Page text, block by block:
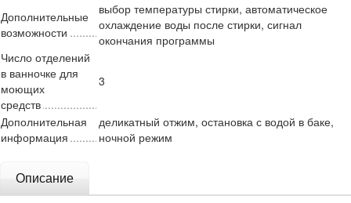
Дополнительные
возможности
выбор температуры стирки, автоматическое
охлаждение воды после стирки, сигнал
окончания программы
Число отделений
в ванночке для
моющих
средств
3
Дополнительная
информация
деликатный отжим, остановка с водой в баке,
ночной режим
Описание